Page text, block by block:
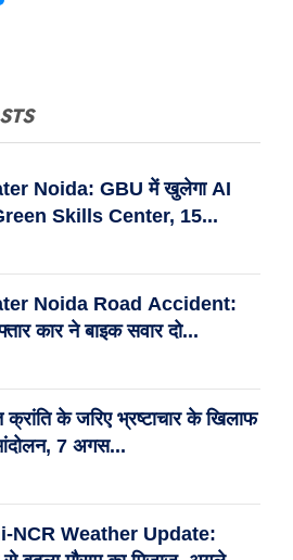
Noida: GBU में खुलेगा AI
Skills Center, 15...
Noida Road Accident:
कार ने बाइक सवार दो...
के जरिए भ्रष्टाचार के खिलाफ
7 अगस...
NCR Weather Update: